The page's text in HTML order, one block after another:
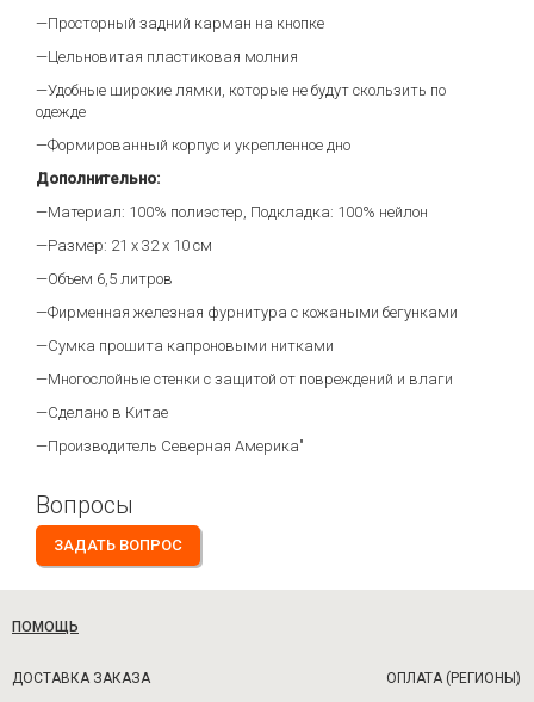
—Просторный задний карман на кнопке
—Цельновитая пластиковая молния
—Удобные широкие лямки, которые не будут скользить по
одежде
—Формированный корпус и укрепленное дно
Дополнительно:
—Материал: 100% полиэстер, Подкладка: 100% нейлон
—Размер: 21 х 32 х 10 см
—Объем 6,5 литров
—Фирменная железная фурнитура с кожаными бегунками
—Сумка прошита капроновыми нитками
—Многослойные стенки с защитой от повреждений и влаги
—Сделано в Китае
—Производитель Северная Америка"
Вопросы
ЗАДАТЬ ВОПРОС
ПОМОЩЬ
ДОСТАВКА ЗАКАЗА ОПЛАТА (РЕГИОНЫ)